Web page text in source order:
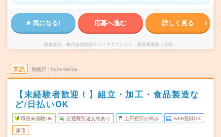
気になる! 応募へ進む 詳しく見る
派遣会社 株式会社綜合キャリアオプション 製造事業部（全国）
未読 掲載日 2026/08/06
【未経験者歓迎！】組立・加工・食品製造な
ど/日払いOK
職種未経験OK 交通費別途支給あり 土日祝日が休み WEB登録OK
派遣